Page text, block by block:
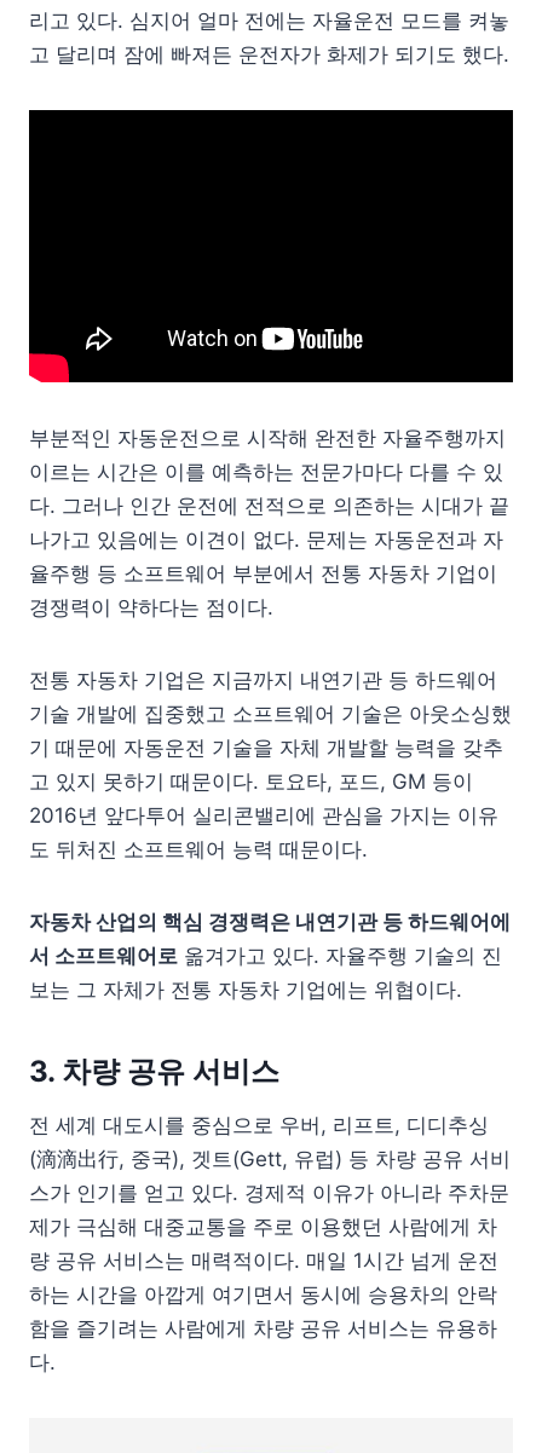
리고 있다. 심지어 얼마 전에는 자율운전 모드를 켜놓
고 달리며 잠에 빠져든 운전자가 화제가 되기도 했다.
부분적인 자동운전으로 시작해 완전한 자율주행까지
이르는 시간은 이를 예측하는 전문가마다 다를 수 있
다. 그러나 인간 운전에 전적으로 의존하는 시대가 끝
나가고 있음에는 이견이 없다. 문제는 자동운전과 자
율주행 등 소프트웨어 부분에서 전통 자동차 기업이
경쟁력이 약하다는 점이다.
전통 자동차 기업은 지금까지 내연기관 등 하드웨어
기술 개발에 집중했고 소프트웨어 기술은 아웃소싱했
기 때문에 자동운전 기술을 자체 개발할 능력을 갖추
고 있지 못하기 때문이다. 토요타, 포드, GM 등이
2016년 앞다투어 실리콘밸리에 관심을 가지는 이유
도 뒤처진 소프트웨어 능력 때문이다.
자동차 산업의 핵심 경쟁력은 내연기관 등 하드웨어에
서 소프트웨어로 옮겨가고 있다. 자율주행 기술의 진
보는 그 자체가 전통 자동차 기업에는 위협이다.
3. 차량 공유 서비스
전 세계 대도시를 중심으로 우버, 리프트, 디디추싱
(滴滴出行, 중국), 겟트(Gett, 유럽) 등 차량 공유 서비
스가 인기를 얻고 있다. 경제적 이유가 아니라 주차문
제가 극심해 대중교통을 주로 이용했던 사람에게 차
량 공유 서비스는 매력적이다. 매일 1시간 넘게 운전
하는 시간을 아깝게 여기면서 동시에 승용차의 안락
함을 즐기려는 사람에게 차량 공유 서비스는 유용하
다.